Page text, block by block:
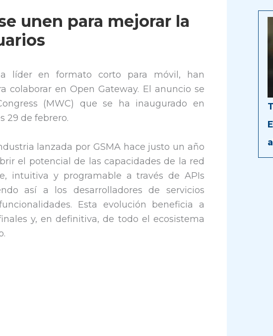
unen para mejorar la
líder en formato corto para móvil, han
colaborar en Open Gateway. El anuncio se
(MWC) que se ha inaugurado en
29 de febrero.
lanzada por GSMA hace justo un año
el potencial de las capacidades de la red
intuitiva y programable a través de APIs
así a los desarrolladores de servicios
Esta evolución beneficia a
y, en definitiva, de todo el ecosistema